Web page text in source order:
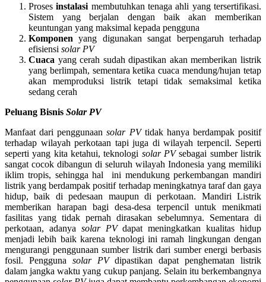
Prosesinstalasi membutuhkan tenaga ahli yang tersertifikasi.
Sistem yang berjalan dengan baik akan memberikan
keuntungan yang maksimal kepada pengguna
Komponen yang digunakan sangat berpengaruh terhadap
efisiensi solar PV
Cuaca yang cerah sudah dipastikan akan memberikan listrik
yang berlimpah, sementara ketika cuaca mendung/hujan tetap
akan memproduksi listrik tetapi tidak semaksimal ketika
sedang cerah
Peluang Bisnis Solar PV
Manfaat dari penggunaansolar PV tidak hanya berdampak positif
terhadap wilayah perkotaan tapi juga di wilayah terpencil. Seperti
seperti yang kita ketahui, teknologi solar PVsebagai sumber listrik
sangat cocok dibangun di seluruh wilayah Indonesia yang memiliki
iklim tropis, sehingga hal ini mendukung perkembangan mandiri
listrik yang berdampak positif terhadap meningkatnya taraf dan gaya
hidup, baik di pedesaan maupun di perkotaan. Mandiri Listrik
memberikan harapan bagi desa-desa terpencil untuk menikmati
fasilitas yang tidak pernah dirasakan sebelumnya. Sementara di
perkotaan, adanya solar PVdapat meningkatkan kualitas hidup
menjadi lebih baik karena teknologi ini ramah lingkungan dengan
mengurangi penggunaan sumber listrik dari sumber energi berbasis
fosil. Pengguna solar PVdipastikan dapat penghematan listrik
dalam jangka waktu yang cukup panjang. Selain itu berkembangnya